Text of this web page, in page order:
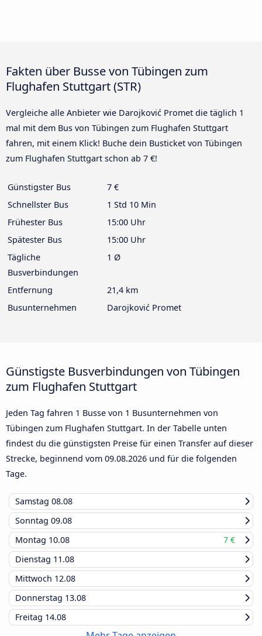
Fakten über Busse von Tübingen zum
Flughafen Stuttgart (STR)
Vergleiche alle Anbieter wie Darojković Promet die täglich 1
mal mit dem Bus von Tübingen zum Flughafen Stuttgart
fahren, mit einem Klick! Buche dein Busticket von Tübingen
zum Flughafen Stuttgart schon ab 7 €!
Günstigster Bus
7 €
Schnellster Bus
1 Std 10 Min
Frühester Bus
15:00 Uhr
Spätester Bus
15:00 Uhr
Tägliche
Busverbindungen
1 Ø
Entfernung
21,4 km
Busunternehmen
Darojković Promet
Günstigste Busverbindungen von Tübingen
zum Flughafen Stuttgart
Jeden Tag fahren 1 Busse von 1 Busunternehmen von
Tübingen zum Flughafen Stuttgart. In der Tabelle unten
findest du die günstigsten Preise für einen Transfer auf dieser
Strecke, beginnend vom 09.08.2026 und für die folgenden
Tage.
Samstag 08.08
Sonntag 09.08
Montag 10.08
7 €
Dienstag 11.08
Mittwoch 12.08
Donnerstag 13.08
Freitag 14.08